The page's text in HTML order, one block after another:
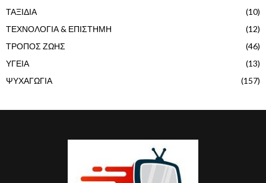
ΤΑΞΙΔΙΑ
(10)
ΤΕΧΝΟΛΟΓΙΑ & ΕΠΙΣΤΗΜΗ
(12)
ΤΡΟΠΟΣ ΖΩΗΣ
(46)
ΥΓΕΙΑ
(13)
ΨΥΧΑΓΩΓΙΑ
(157)